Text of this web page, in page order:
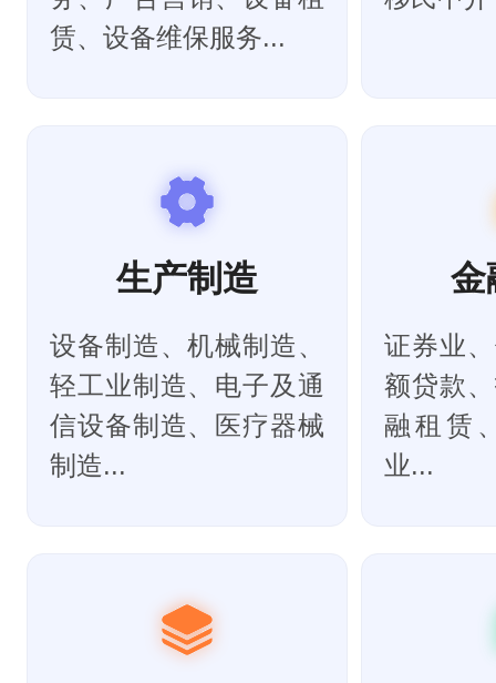
赁、设备维保服务...
生产制造
设备制造、机械制造、
轻工业制造、电子及通
信设备制造、医疗器械
制造...
金
证券业
额贷款
融租赁
业...